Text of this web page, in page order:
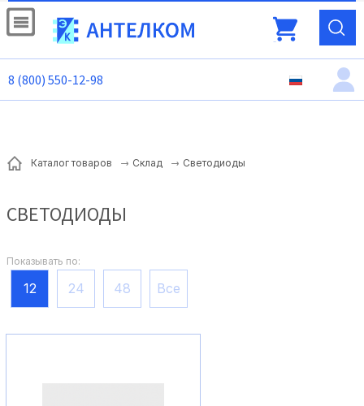
8 (800) 550-12-98
Каталог товаров Склад Светодиоды
СВЕТОДИОДЫ
Показывать по:
12 24 48 Все